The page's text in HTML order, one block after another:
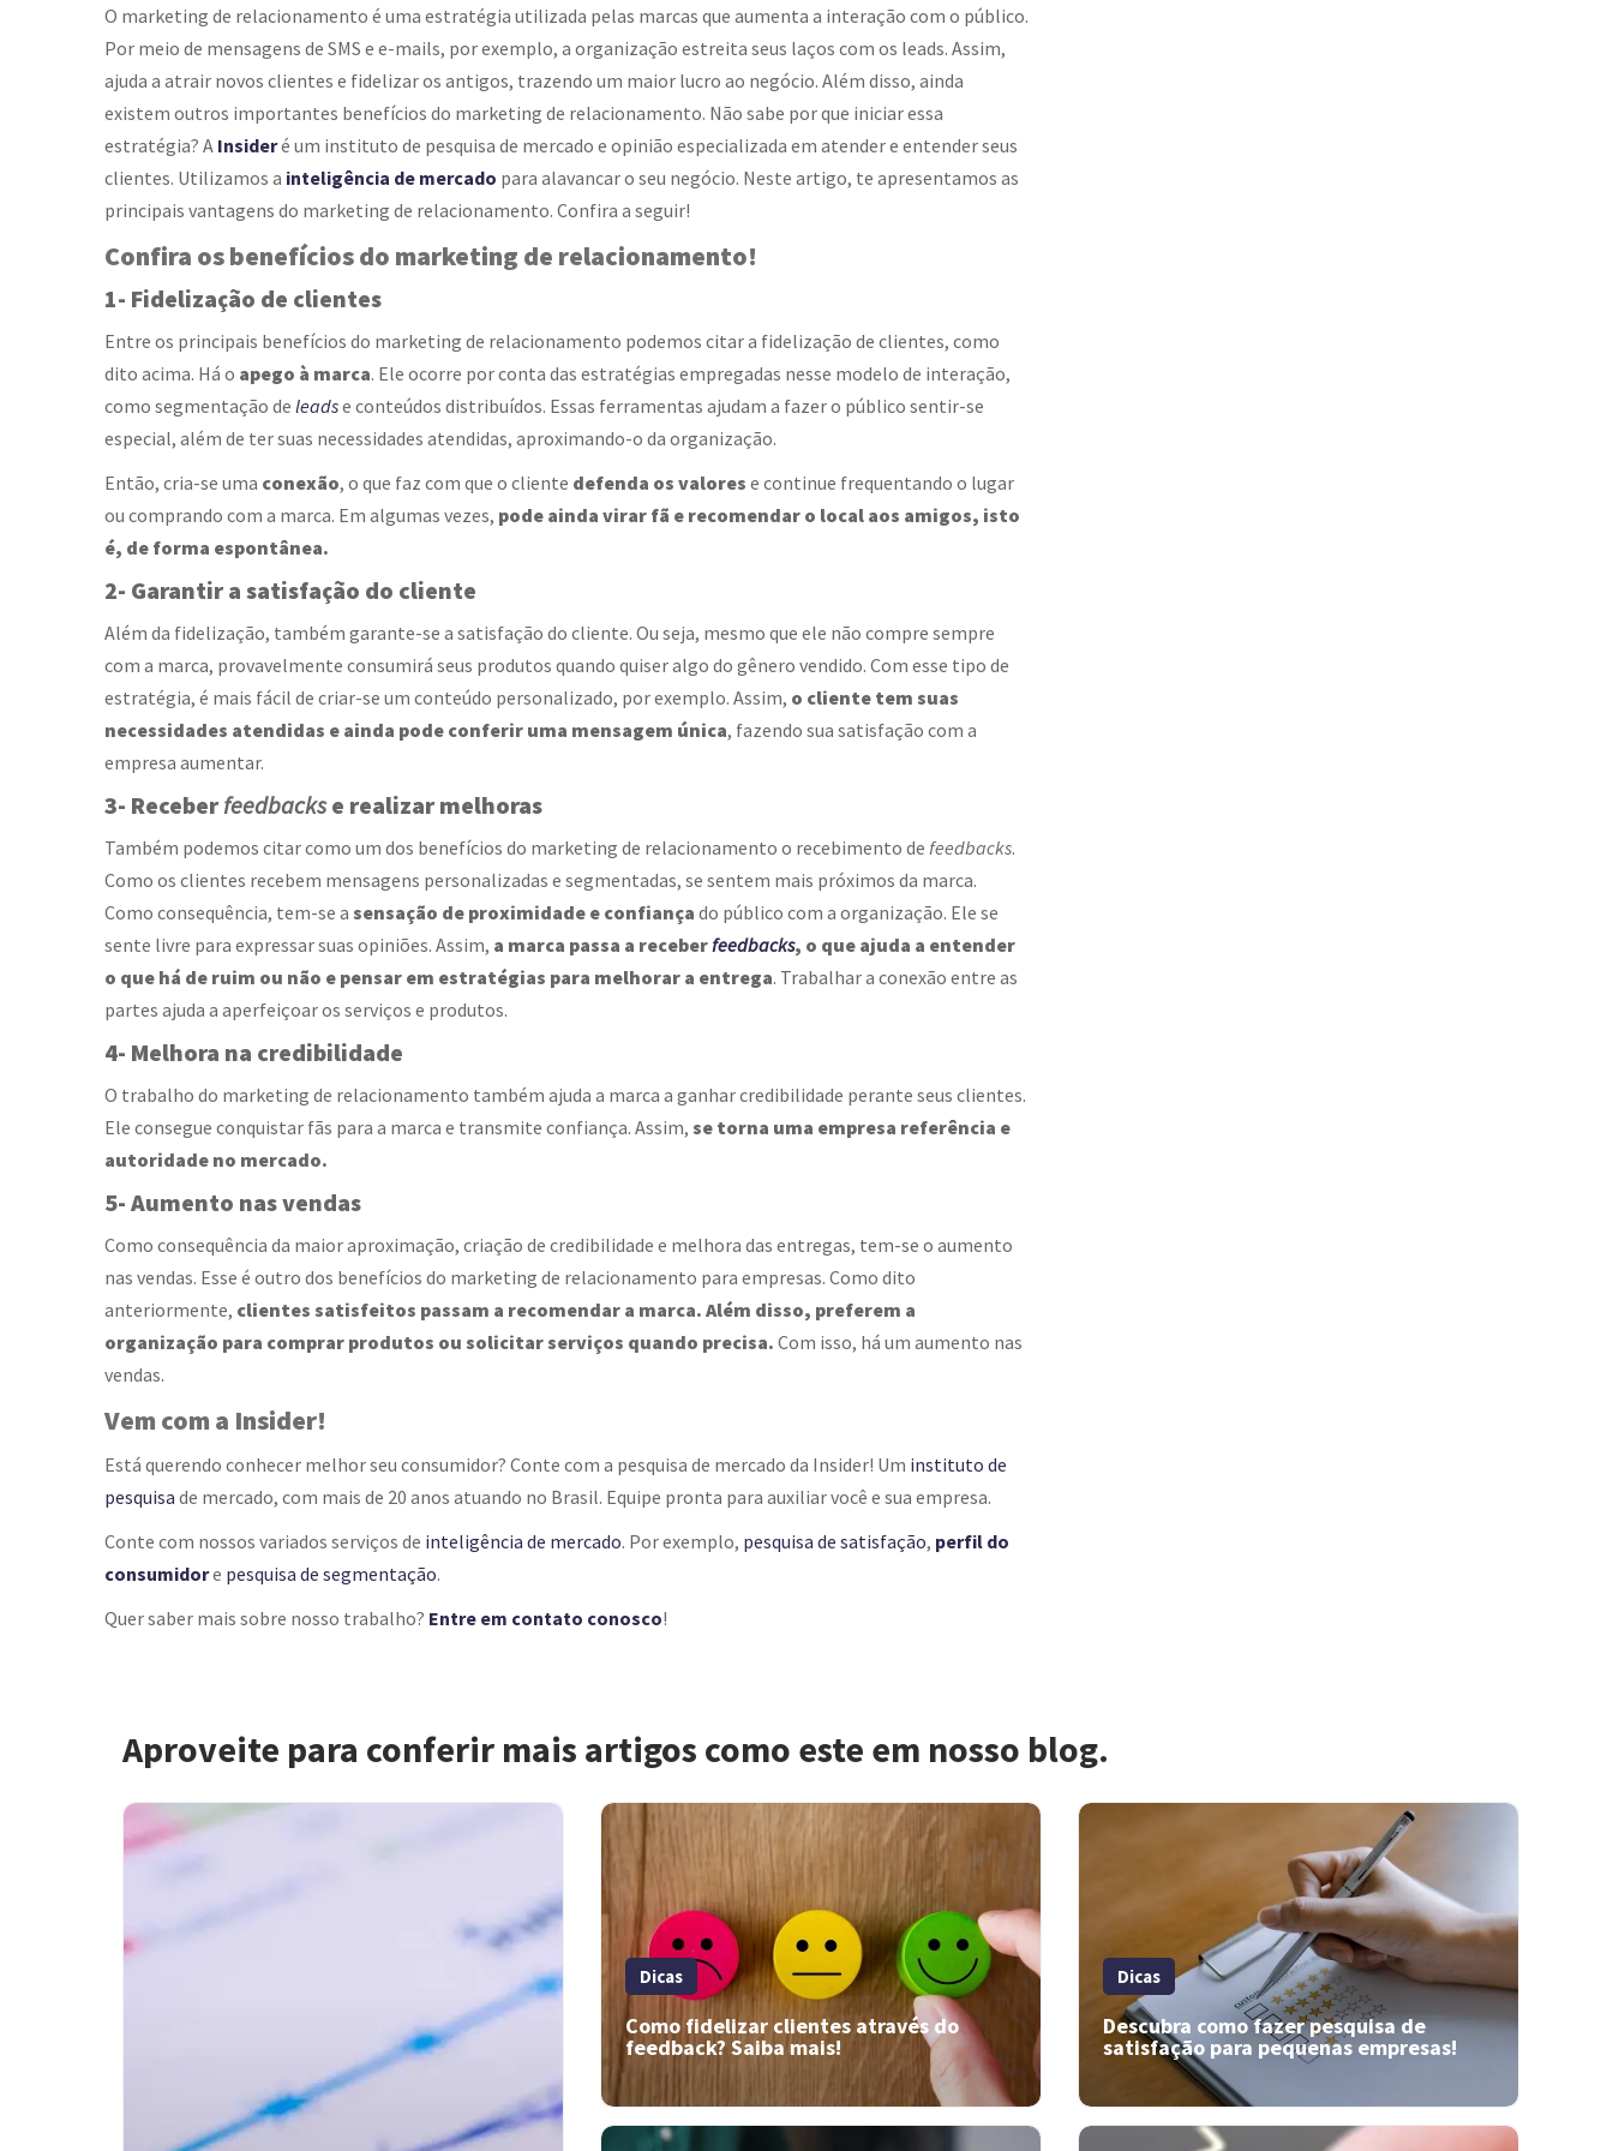
O marketing de relacionamento é uma estratégia utilizada pelas marcas que aumenta a interação com o público.
Por meio de mensagens de SMS e e-mails, por exemplo, a organização estreita seus laços com os leads. Assim,
ajuda a atrair novos clientes e fidelizar os antigos, trazendo um maior lucro ao negócio. Além disso, ainda
existem outros importantes benefícios do marketing de relacionamento. Não sabe por que iniciar essa
estratégia? A Insideré um instituto de pesquisa de mercado e opinião especializada em atender e entender seus
clientes. Utilizamos a inteligência de mercado para alavancar o seu negócio. Neste artigo, te apresentamos as
principais vantagens do marketing de relacionamento. Confira a seguir!
Confira osbenefícios do marketing de relacionamento!
1- Fidelização de clientes
Entre os principais benefícios do marketing de relacionamento podemos citar a fidelização de clientes, como
dito acima. Há o apego à marca. Ele ocorre por conta das estratégias empregadas nesse modelo de interação,
como segmentação de leadse conteúdos distribuídos. Essas ferramentas ajudam a fazer o público sentir-se
especial, além de ter suas necessidades atendidas, aproximando-o da organização.
Então, cria-se uma conexão, o que faz com que o cliente defenda os valores e continue frequentando o lugar
ou comprando com a marca. Em algumas vezes, pode ainda virar fã e recomendar o local aos amigos, isto
é, de forma espontânea.
2- Garantir a satisfação do cliente
Além da fidelização, também garante-se a satisfação do cliente. Ou seja, mesmo que ele não compre sempre
com a marca, provavelmente consumirá seus produtos quando quiser algo do gênero vendido. Com esse tipo de
estratégia, é mais fácil de criar-se um conteúdo personalizado, por exemplo. Assim, o cliente tem suas
necessidades atendidas e ainda pode conferir uma mensagem única, fazendo sua satisfação com a
empresa aumentar.
3- Receberfeedbackse realizar melhoras
Também podemos citar como um dos benefícios do marketing de relacionamento o recebimento de feedbacks.
Como os clientes recebem mensagens personalizadas e segmentadas, se sentem mais próximos da marca.
Como consequência, tem-se a sensação de proximidade e confiança do público com a organização. Ele se
sente livre para expressar suas opiniões. Assim, a marca passa a receberfeedbacks, o que ajuda a entender
o que há de ruim ou não e pensar em estratégias para melhorar a entrega. Trabalhar a conexão entre as
partes ajuda a aperfeiçoar os serviços e produtos.
4- Melhora na credibilidade
O trabalho do marketing de relacionamento também ajuda a marca a ganhar credibilidade perante seus clientes.
Ele consegue conquistar fãs para a marca e transmite confiança. Assim, se torna uma empresa referência e
autoridade no mercado.
5- Aumento nas vendas
Como consequência da maior aproximação, criação de credibilidade e melhora das entregas, tem-se o aumento
nas vendas. Esse é outro dos benefícios do marketing de relacionamento para empresas. Como dito
anteriormente, clientes satisfeitos passam a recomendar a marca. Além disso, preferem a
organização para comprar produtos ou solicitar serviços quando precisa. Com isso, há um aumento nas
vendas.
Vem com a Insider!
Está querendo conhecer melhor seu consumidor? Conte com a pesquisa de mercado da Insider! Um instituto de
pesquisa de mercado, com mais de 20 anos atuando no Brasil. Equipe pronta para auxiliar você e sua empresa.
Conte com nossos variados serviços de inteligência de mercado. Por exemplo, pesquisa de satisfação, perfil do
consumidore pesquisa de segmentação.
Quer saber mais sobre nosso trabalho? Entre em contato conosco!
Aproveite para conferir mais artigos como este em nosso blog.
Dicas
Como fidelizar clientes através do
feedback? Saiba mais!
Dicas
Descubra como fazer pesquisa de
satisfação para pequenas empresas!